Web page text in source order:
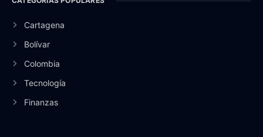
Cartagena
Bolívar
Colombia
Tecnología
Finanzas